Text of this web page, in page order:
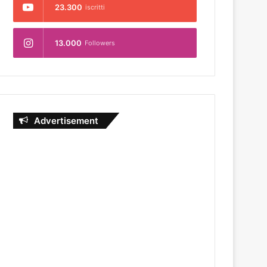
23.300 iscritti
13.000 Followers
Advertisement